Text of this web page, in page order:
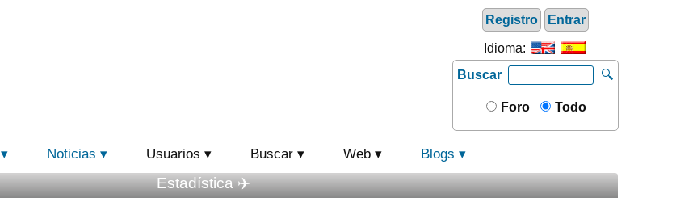
Registro Entrar
Idioma:
Buscar
🔍
Foro Todo
Noticias Usuarios Buscar Web Blogs
Estadística ✈️